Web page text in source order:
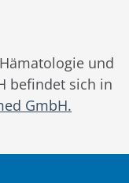
und
befindet sich in
GmbH.